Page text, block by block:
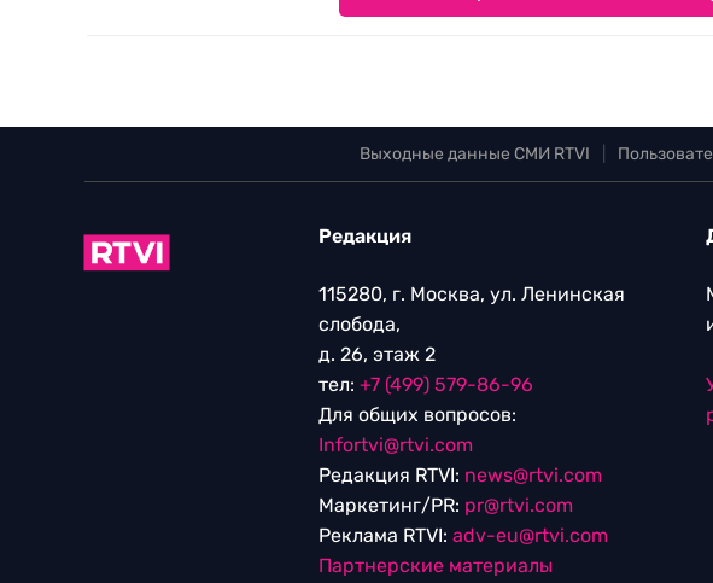
Выходные данные СМИ RTVI
Редакция
115280, г. Москва, ул. Ленинская
слобода,
д. 26, этаж 2
тел: +7 (499) 579-86-96
Для общих вопросов:
Infortvi@rtvi.com
Редакция RTVI: news@rtvi.com
Маркетинг/PR: pr@rtvi.com
Реклама RTVI: adv-eu@rtvi.com
Партнерские материалы